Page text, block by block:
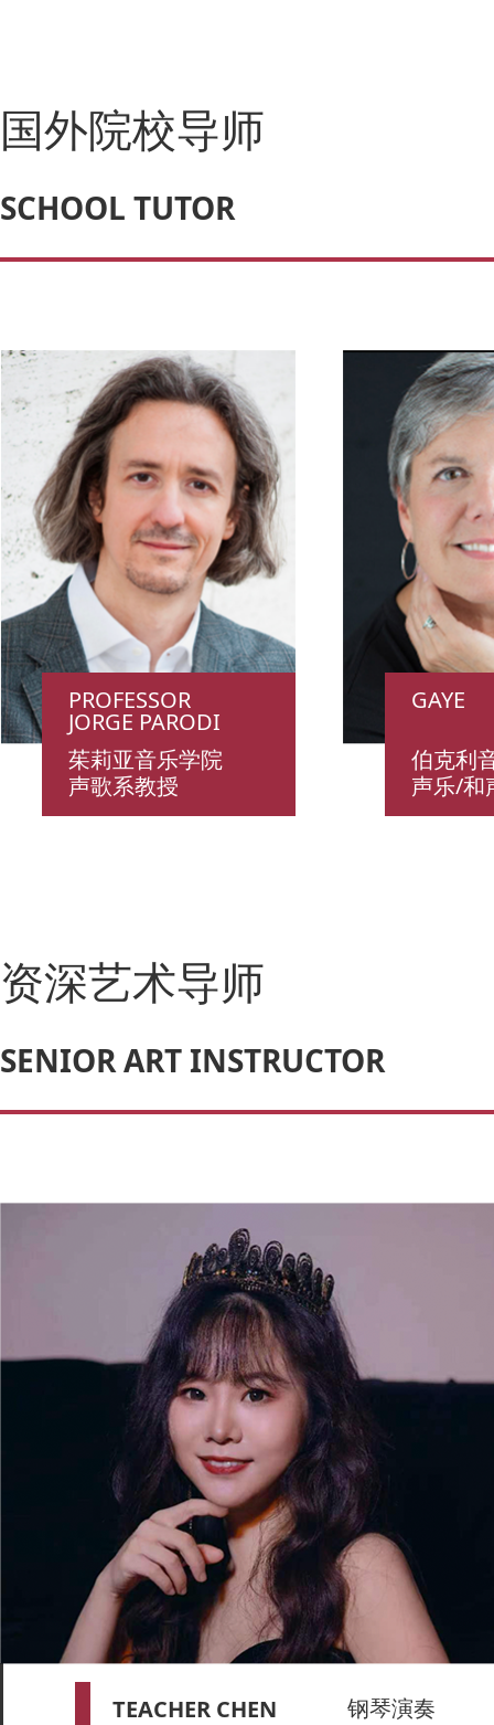
国外院校导师
SCHOOL TUTOR
PROFESSOR
JORGE PARODI
茱莉亚音乐学院
声歌系教授
GAYE
伯克利
声乐/和
资深艺术导师
SENIOR ART INSTRUCTOR
TEACHER CHEN
钢琴演奏